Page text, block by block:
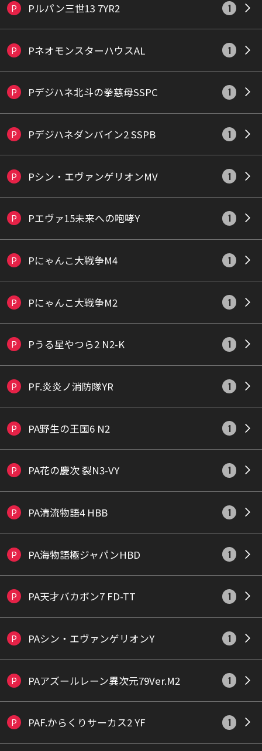
P Pルパン三世13 7YR2 1
P PネオモンスターハウスAL 1
P Pデジハネ北斗の拳慈母SSPC 1
P Pデジハネダンバイン2 SSPB 1
P Pシン・エヴァンゲリオンMV 1
P Pエヴァ15未来への咆哮Y 1
P Pにゃんこ大戦争M4 1
P Pにゃんこ大戦争M2 1
P Pうる星やつら2 N2-K 1
P PF.炎炎ノ消防隊YR 1
P PA野生の王国6 N2 1
P PA花の慶次 裂N3-VY 1
P PA清流物語4 HBB 1
P PA海物語極ジャパンHBD 1
P PA天才バカボン7 FD-TT 1
P PAシン・エヴァンゲリオンY 1
P PAアズールレーン異次元79Ver.M2 1
P PAF.からくりサーカス2 YF 1